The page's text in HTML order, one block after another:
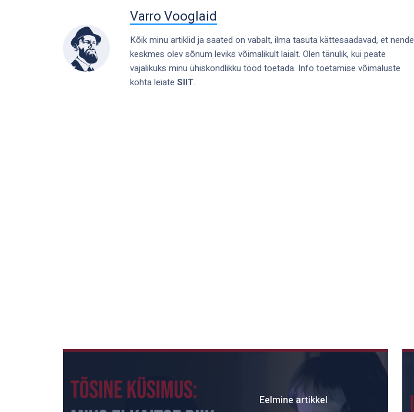
Varro Vooglaid
Kõik minu artiklid ja saated on vabalt, ilma tasuta kättesaadavad, et nende
keskmes olev sõnum leviks võimalikult laialt. Olen tänulik, kui peate
vajalikuks minu ühiskondlikku tööd toetada. Info toetamise võimaluste
kohta leiateSIIT.
Eelmine artikkel